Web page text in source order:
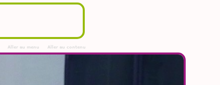
Aller au contenu
Aller au menu